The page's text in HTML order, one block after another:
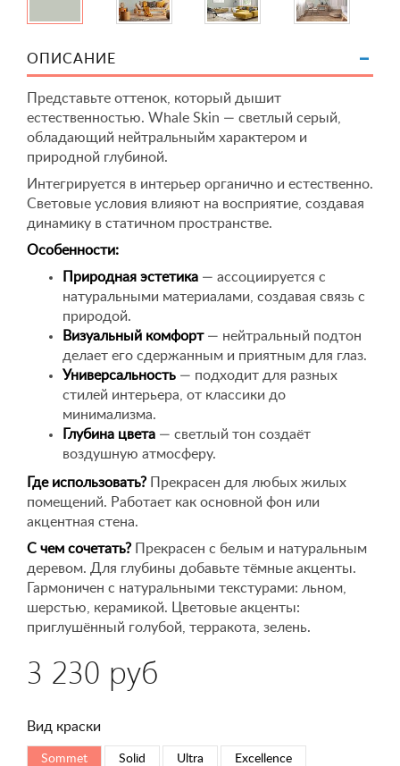
ОПИСАНИЕ
Представьте оттенок, который дышит
естественностью. Whale Skin — светлый серый,
обладающий нейтральныйм характером и
природной глубиной.
Интегрируется в интерьер органично и естественно.
Световые условия влияют на восприятие, создавая
динамику в статичном пространстве.
Особенности:
Природная эстетика — ассоциируется с
натуральными материалами, создавая связь с
природой.
Визуальный комфорт— нейтральный подтон
делает его сдержанным и приятным для глаз.
Универсальность — подходит для разных
стилей интерьера, от классики до
минимализма.
Глубина цвета — светлый тон создаёт
воздушную атмосферу.
Где использовать? Прекрасен для любых жилых
помещений. Работает как основной фон или
акцентная стена.
С чем сочетать? Прекрасен с белым и натуральным
деревом. Для глубины добавьте тёмные акценты.
Гармоничен с натуральными текстурами: льном,
шерстью, керамикой. Цветовые акценты:
приглушённый голубой, терракота, зелень.
3 230 руб
Вид краски
Sommet Solid Ultra Excellence